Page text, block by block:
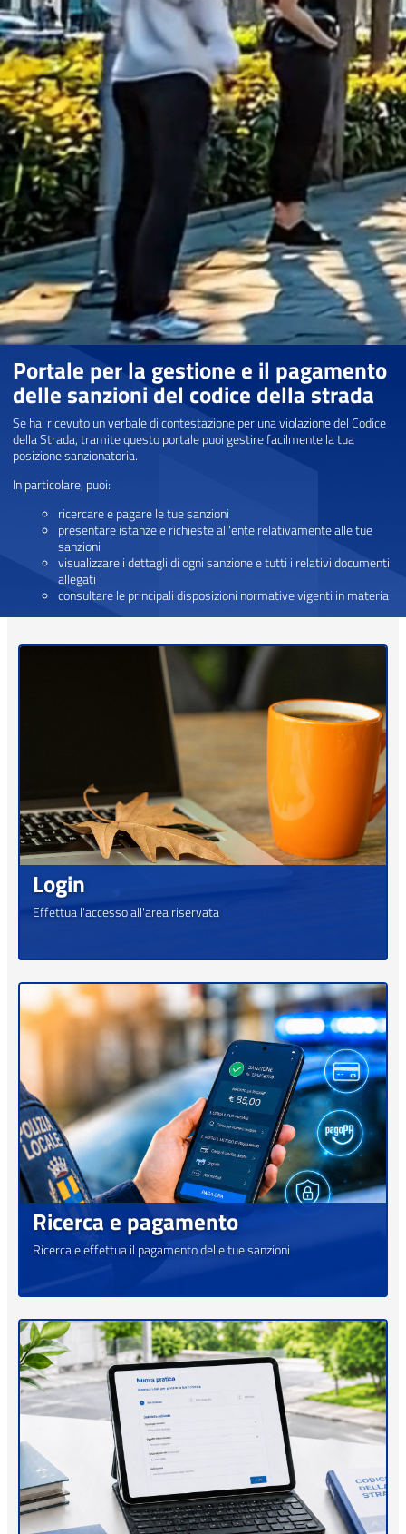
Portale per la gestione e il pagamento
delle sanzioni del codice della strada
Se hai ricevuto un verbale di contestazione per una violazione del Codice
della Strada, tramite questo portale puoi gestire facilmente la tua
posizione sanzionatoria.
In particolare, puoi:
ricercare e pagare le tue sanzioni
presentare istanze e richieste all'ente relativamente alle tue
sanzioni
visualizzare i dettagli di ogni sanzione e tutti i relativi documenti
allegati
consultare le principali disposizioni normative vigenti in materia
Login
Effettua l'accesso all'area riservata
Ricerca e pagamento
Ricerca e effettua il pagamento delle tue sanzioni